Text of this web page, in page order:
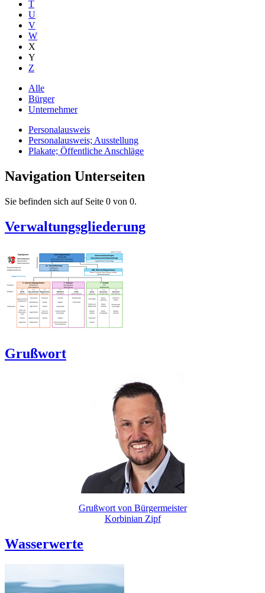
T
U
V
W
X
Y
Z
Alle
Bürger
Unternehmer
Personalausweis
Personalausweis; Ausstellung
Plakate; Öffentliche Anschläge
Navigation Unterseiten
Sie befinden sich auf Seite 0 von 0.
Verwaltungsgliederung
Grußwort
Grußwort von Bürgermeister
Korbinian Zipf
Wasserwerte